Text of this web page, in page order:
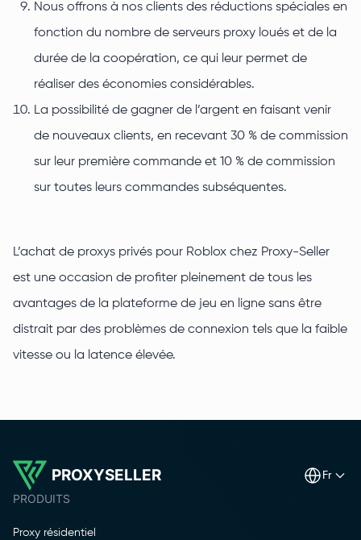
Nous offrons à nos clients des réductions spéciales en
fonction du nombre de serveurs proxy loués et de la
durée de la coopération, ce qui leur permet de
réaliser des économies considérables.
La possibilité de gagner de l’argent en faisant venir
de nouveaux clients, en recevant 30 % de commission
sur leur première commande et 10 % de commission
sur toutes leurs commandes subséquentes.
L’achat de proxys privés pour Roblox chez Proxy-Seller
est une occasion de profiter pleinement de tous les
avantages de la plateforme de jeu en ligne sans être
distrait par des problèmes de connexion tels que la faible
vitesse ou la latence élevée.
PROXYSELLER fr
PRODUITS
Proxy résidentiel